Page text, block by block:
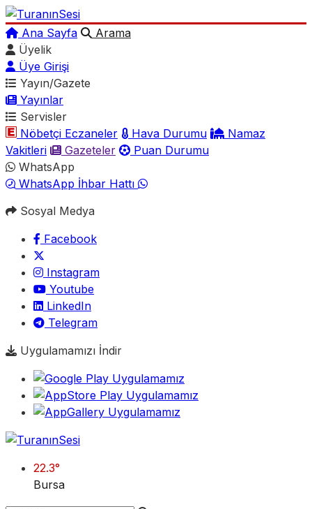
Ana Sayfa
Arama
Üyelik
Üye Girişi
Yayın/Gazete
Yayınlar
Servisler
Nöbetçi Eczaneler
Hava Durumu
Namaz
Vakitleri
Gazeteler
Puan Durumu
WhatsApp
WhatsApp İhbar Hattı
Sosyal Medya
Facebook
Instagram
Youtube
LinkedIn
Telegram
Uygulamamızı İndir
22.3°
Bursa